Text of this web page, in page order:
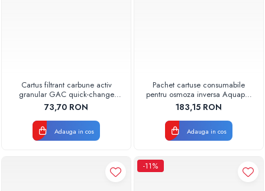
Cartus filtrant carbune activ
granular GAC quick-change
AQUA07000511000 Aquapur
Valhoh Valrom
73,70 RON
Adauga in cos
Pachet cartuse consumabile
pentru osmoza inversa Aquapur
Valhoh Valrom
183,15 RON
Adauga in cos
-11%